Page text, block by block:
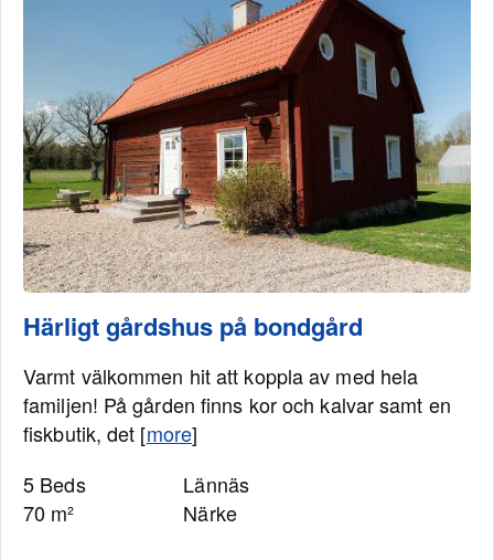
Härligt gårdshus på bondgård
Varmt välkommen hit att koppla av med hela
familjen! På gården finns kor och kalvar samt en
fiskbutik, det [more]
5 Beds
70 m²
Lännäs
Närke